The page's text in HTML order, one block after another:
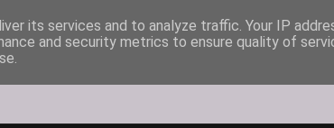
its services and to analyze traffic. Your IP
and security metrics to ensure quality of